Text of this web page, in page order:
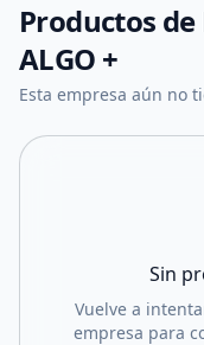
Productos de
ALGO +
Esta empresa aún no
Sin
Vuelve a
empresa para